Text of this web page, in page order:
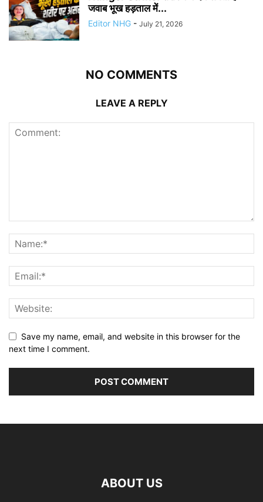
जवाब भूख हड़ताल में...
Editor NHG - July 21, 2026
NO COMMENTS
LEAVE A REPLY
Save my name, email, and website in this browser for the
next time I comment.
ABOUT US